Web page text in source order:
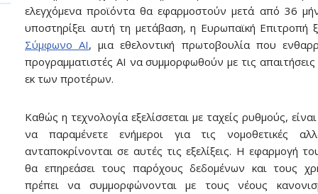
ελεγχόμενα προϊόντα θα εφαρμοστούν μετά από 36
υποστηρίξει αυτή τη μετάβαση, η Ευρωπαϊκή Επιτροπή
Σύμφωνο AI, μια εθελοντική πρωτοβουλία που
προγραμματιστές AI να συμμορφωθούν με τις
εκ των προτέρων.
Καθώς η τεχνολογία εξελίσσεται με ταχείς ρυθμούς,
να παραμένετε ενήμεροι για τις νομοθετικές
ανταποκρίνονται σε αυτές τις εξελίξεις. Η εφαρμογή
θα επηρεάσει τους παρόχους δεδομένων και τους
πρέπει να συμμορφώνονται με τους νέους